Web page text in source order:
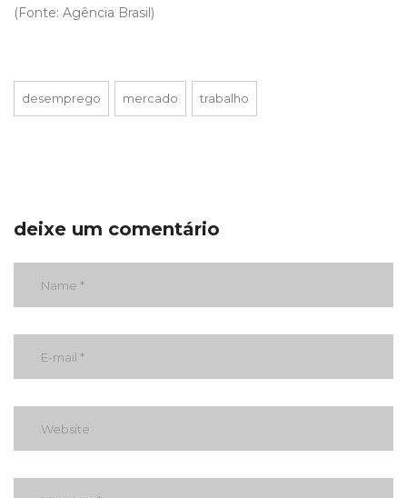
(Fonte: Agência Brasil)
desemprego mercado trabalho
deixe um comentário